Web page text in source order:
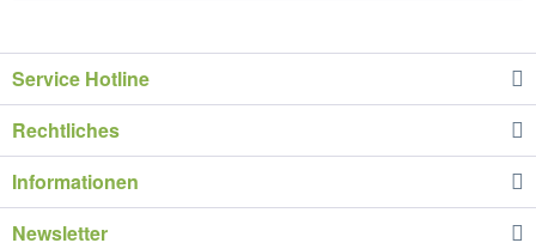
Service Hotline
Rechtliches
Informationen
Newsletter